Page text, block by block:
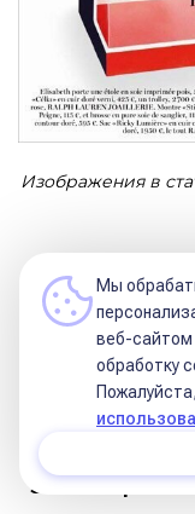
Изображения в
Не забывайте,
выбираем не
нам диктует и
доме, и Солнце.
как одевается
Эта авторская
Мы
веб-сайтом
обработку